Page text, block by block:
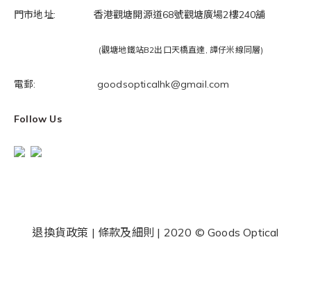
門市地址: 香港觀塘開源道68號觀塘廣場2樓240舖
(觀塘地鐵站B2出口天橋直達, 譚仔米線同層)
電郵: goodsopticalhk@gmail.com
Follow Us
退換貨政策 | 條款及細則 | 2020 © Goods Optical